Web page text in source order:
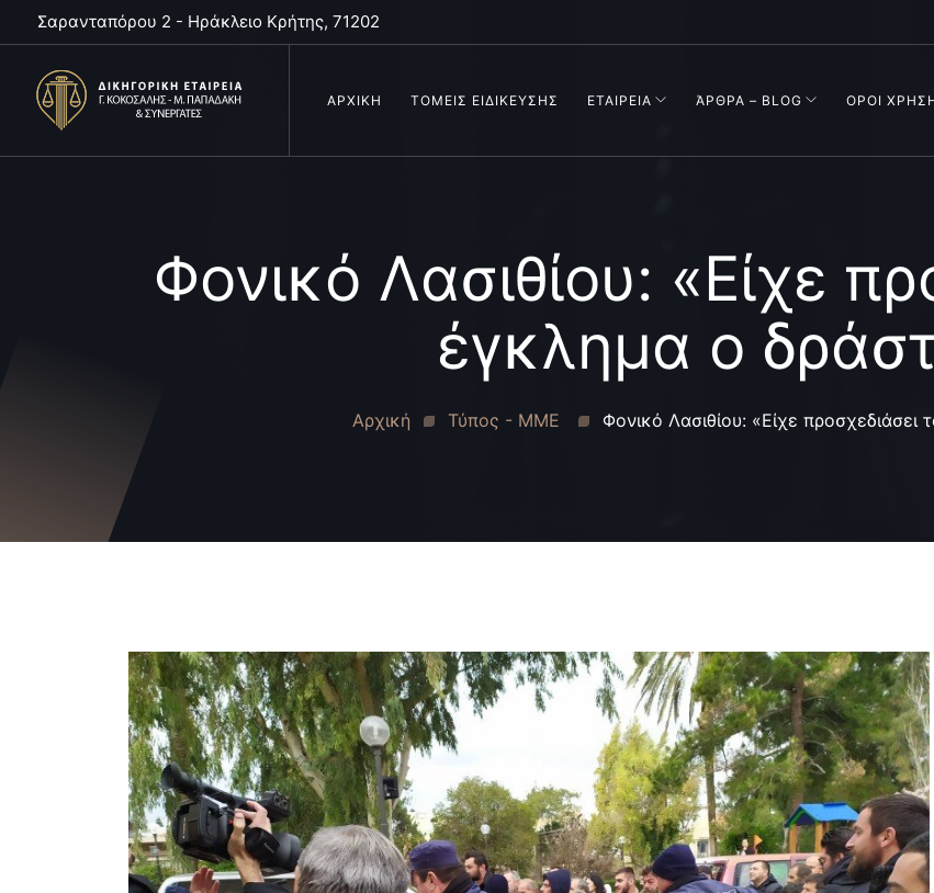
Σαρανταπόρου 2 - Ηράκλειο Κρήτης, 71202
ΑΡΧΙΚΗ ΤΟΜΕΙΣ ΕΙΔΙΚΕΥΣΗΣ ΕΤΑΙΡΕΙΑ ΆΡΘΡΑ – BLOG ΟΡΟΙ
Φονικό Λασιθίου: «Είχε
έγκλημα ο
Αρχική Τύπος - ΜΜΕ Φονικό Λασιθίου: «Είχε προσχεδιάσει